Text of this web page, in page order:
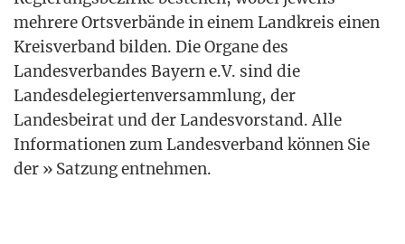
meh­re­re Orts­ver­bän­de in einem Land­kreis einen
Kreis­ver­band bil­den. Die Orga­ne des
Lan­des­ver­ban­des Bay­ern e.V. sind die
Lan­des­de­le­gier­ten­ver­samm­lung, der
Lan­des­bei­rat und der Lan­des­vor­stand. Alle
Infor­ma­tio­nen zum Lan­des­ver­band kön­nen Sie
der » Sat­zung entnehmen.